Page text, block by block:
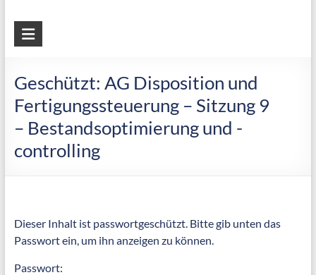
AWF
wirtschaftliche
Fertigung
Geschützt: AG Disposition und
Fertigungssteuerung – Sitzung 9
– Bestandsoptimierung und -
controlling
Dieser Inhalt ist passwortgeschützt. Bitte gib unten das
Passwort ein, um ihn anzeigen zu können.
Passwort: